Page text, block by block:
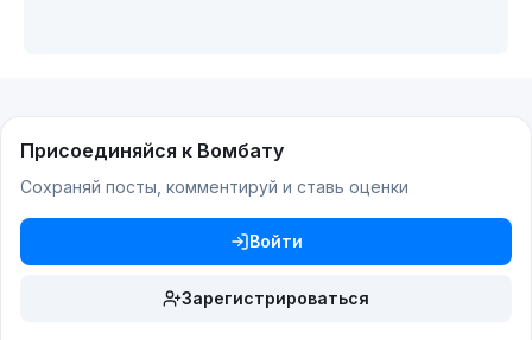
Присоединяйся к Вомбату
Сохраняй посты, комментируй и ставь оценки
Войти
Зарегистрироваться